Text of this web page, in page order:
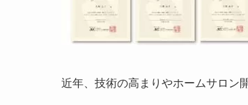
近年、技術の高まりやホームサロン